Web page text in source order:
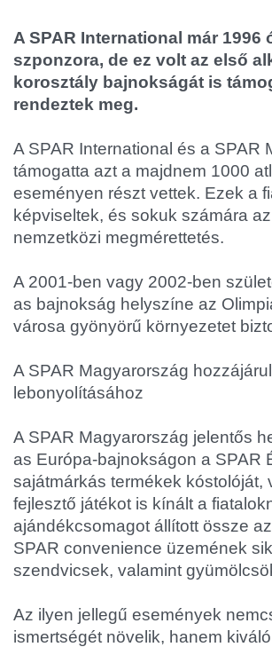
A SPAR International már
szponzora, de ez volt az első
korosztály bajnokságát is
rendeztek meg.
A SPAR International és a SPAR
támogatta azt a majdnem 1000
eseményen részt vettek. Ezek a
képviseltek, és sokuk számára
nemzetközi megmérettetés.
A 2001-ben vagy 2002-ben
as bajnokság helyszíne az
városa gyönyörű környezetet
A SPAR Magyarország
lebonyolításához
A SPAR Magyarország jelentős
as Európa-bajnokságon a SPAR
sajátmárkás termékek
fejlesztő játékot is kínált a
ajándékcsomagot állított össze
SPAR convenience üzemének
szendvicsek, valamint
Az ilyen jellegű események
ismertségét növelik, hanem